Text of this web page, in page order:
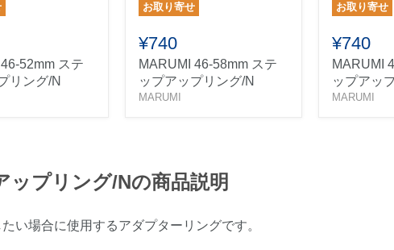
52mm ステ
リング/N
お取り寄せ
¥740
MARUMI 46-58mm ステ
ップアップリング/N
MARUMI
お取り寄せ
¥740
MARUMI
ップアッ
MARUMI
ップリング/Nの商品説明
い場合に使用するアダプターリングです。